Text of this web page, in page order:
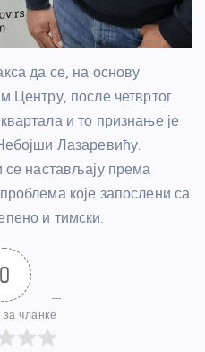
да се, на основу
Центру, после четвртог
и то признање је
Лазаревићу.
се настављају према
које запослени са
и тимски.
0
чланке